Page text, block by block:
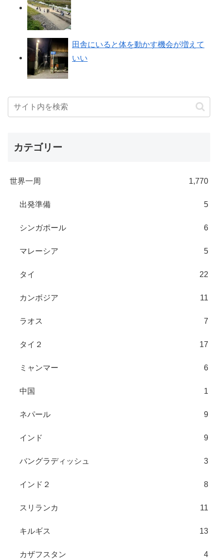
田舎にいると体を動かす機会が増えて
いい
カテゴリー
世界一周 1,770
出発準備 5
シンガポール 6
マレーシア 5
タイ 22
カンボジア 11
ラオス 7
タイ２ 17
ミャンマー 6
中国 1
ネパール 9
インド 9
バングラディッシュ 3
インド２ 8
スリランカ 11
キルギス 13
カザフスタン 4